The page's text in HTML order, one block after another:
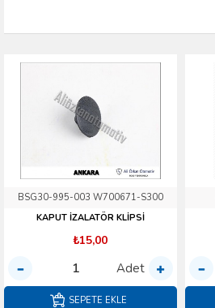
BSG30-995-003 W700671-S300
KAPUT İZALATÖR KLİPSİ
₺15,00
Adet
SEPETE EKLE